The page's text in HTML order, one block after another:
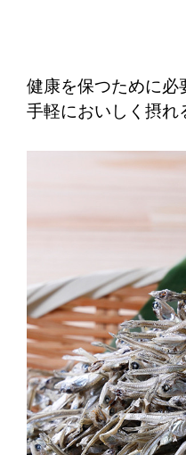
健康を保つために必
手軽においしく摂れ